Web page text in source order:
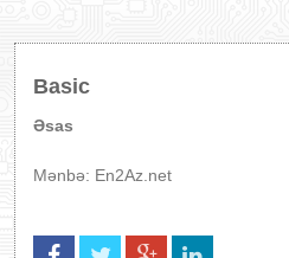
Basic
Əsas
Mənbə: En2Az.net